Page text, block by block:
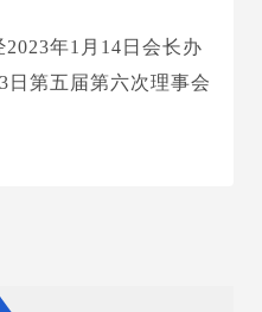
2023年1月14日会长办
日第五 届第六次理事会